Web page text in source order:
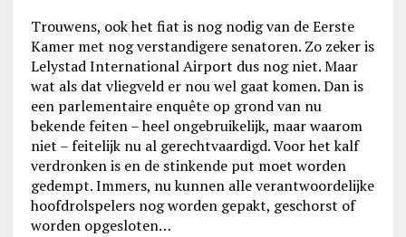
Trouwens, ook het fiat is nog nodig van de Eerste
Kamer met nog verstandigere senatoren. Zo zeker is
Lelystad International Airport dus nog niet. Maar
wat als dat vliegveld er nou wel gaat komen. Dan is
een parlementaire enquête op grond van nu
bekende feiten – heel ongebruikelijk, maar waarom
niet – feitelijk nu al gerechtvaardigd. Voor het kalf
verdronken is en de stinkende put moet worden
gedempt. Immers, nu kunnen alle verantwoordelijke
hoofdrolspelers nog worden gepakt, geschorst of
worden opgesloten…